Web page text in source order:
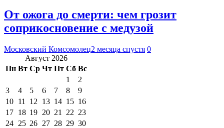
От ожога до смерти: чем грозит
соприкосновение с медузой
Московский Комсомолец2 месяца спустя 0
Август 2026
Пн Вт Ср Чт Пт Сб Вс
1
2
3
4 5 6 7 8
9
10 11 12 13 14 15 16
17 18 19 20 21 22 23
24 25 26 27 28 29 30